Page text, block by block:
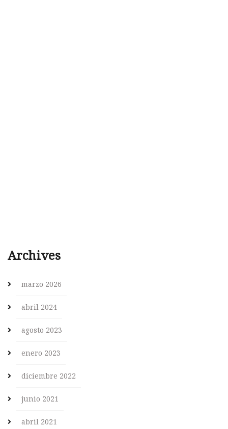
Archives
marzo 2026
abril 2024
agosto 2023
enero 2023
diciembre 2022
junio 2021
abril 2021